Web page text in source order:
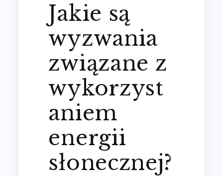
Jakie są
wyzwania
związane z
wykorzyst
aniem
energii
słonecznej?